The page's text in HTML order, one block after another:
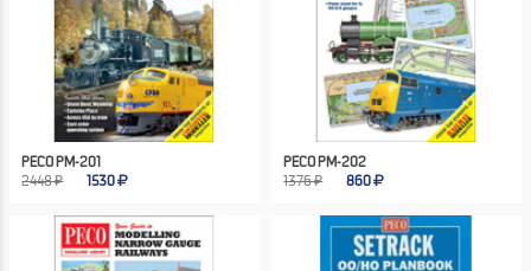
PECO PM-201
2448 ₽
1530
PECO PM-202
1376 ₽
860